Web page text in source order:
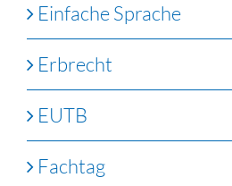
Einfache Sprache
Erbrecht
EUTB
Fachtag